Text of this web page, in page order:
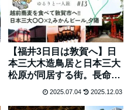
【福井3日目は敦賀へ】日
本三大木造鳥居と日本三大
松原が同居する街。長命水
プラマイゼロ、みかん914
2025.07.04 2025.12.03